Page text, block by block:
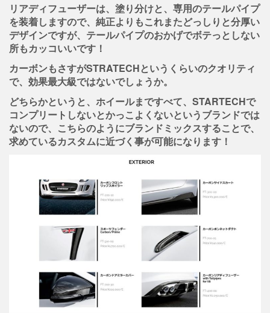
リアディフューザーは、塗り分けと、専用のテールパイプ
を装着しますので、純正よりもこれまたどっしりと分厚い
デザインですが、テールパイプのおかげでボテっとしない
所もカッコいいです！
カーボンもさすがSTRATECHというくらいのクオリティ
で、効果最大級ではないでしょうか。
どちらかというと、ホイールまですべて、STARTECHで
コンプリートしないとかっこよくないというブランドでは
ないので、こちらのようにブランドミックスすることで、
求めているカスタムに近づく事が可能になります！